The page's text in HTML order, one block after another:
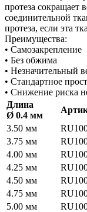
протеза сокращает
соединительной
протеза, если эта
Преимущества:
• Самозакрепление
• Без обжима
• Незначительный
• Стандартное
• Снижение риска
Длина
Ø 0.4 мм
3.50 мм
3.75 мм
4.00 мм
4.25 мм
4.50 мм
4.75 мм
5.00 мм